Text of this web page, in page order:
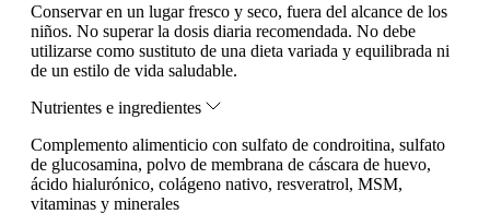
Conservar en un lugar fresco y seco, fuera del alcance de los
niños. No superar la dosis diaria recomendada. No debe
utilizarse como sustituto de una dieta variada y equilibrada ni
de un estilo de vida saludable.
Nutrientes e ingredientes
Complemento alimenticio con sulfato de condroitina, sulfato
de glucosamina, polvo de membrana de cáscara de huevo,
ácido hialurónico, colágeno nativo, resveratrol, MSM,
vitaminas y minerales